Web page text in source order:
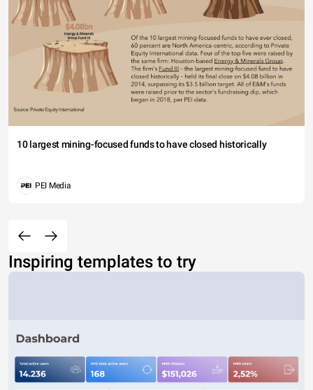
10 largest mining-focused funds to have closed historically
PEI Media
Inspiring templates to try